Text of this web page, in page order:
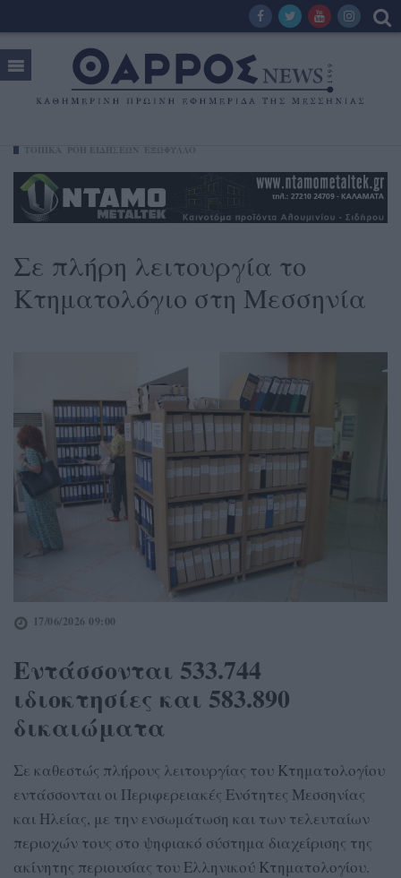
Σε πλήρη λειτουργία το
Κτηματολόγιο στη Μεσσηνία
17/06/2026 09:00
Εντάσσονται 533.744
ιδιοκτησίες και 583.890
δικαιώματα
Σε καθεστώς πλήρους λειτουργίας του Κτηματολογίου
εντάσσονται οι Περιφερειακές Ενότητες Μεσσηνίας
και Ηλείας, με την ενσωμάτωση και των τελευταίων
περιοχών τους στο ψηφιακό σύστημα διαχείρισης της
ακίνητης περιουσίας του Ελληνικού Κτηματολογίου.